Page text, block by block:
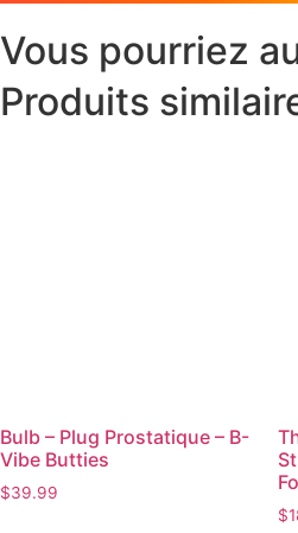
Vous pourriez
Produits
Bulb – Plug Prostatique – B-
Vibe Butties
$39.99
$